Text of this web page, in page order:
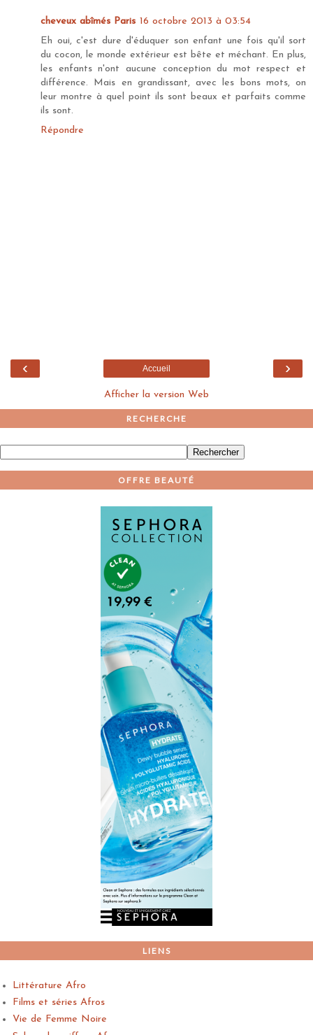
cheveux abîmés Paris 16 octobre 2013 à 03:54
Eh oui, c'est dure d'éduquer son enfant une fois qu'il sort
du cocon, le monde extérieur est bête et méchant. En plus,
les enfants n'ont aucune conception du mot respect et
différence. Mais en grandissant, avec les bons mots, on
leur montre à quel point ils sont beaux et parfaits comme
ils sont.
Répondre
‹ ›
Accueil
Afficher la version Web
RECHERCHE
OFFRE BEAUTÉ
LIENS
Littérature Afro
Films et séries Afros
Vie de Femme Noire